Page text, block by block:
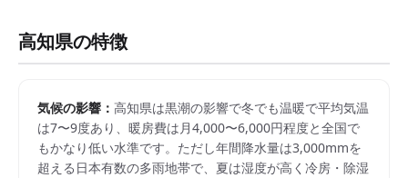
高知県の特徴
気候の影響： 高知県は黒潮の影響で冬でも温暖で平均気温
は7〜9度あり、暖房費は月4,000〜6,000円程度と全国で
もかなり低い水準です。ただし年間降水量は3,000mmを
超える日本有数の多雨地帯で、夏は湿度が高く冷房・除湿